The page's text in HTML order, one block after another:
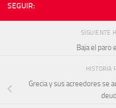
SEGUIR:
SIGUIENTE
Baja el paro
HISTORIA
Grecia y sus acreedores se